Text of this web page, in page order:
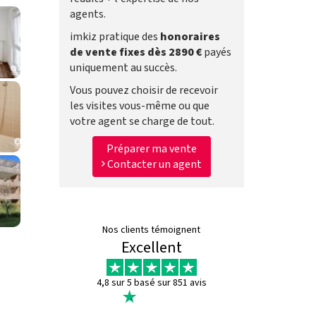
agents.
imkiz pratique des honoraires
de vente fixes dès 2890 €payés
uniquement au succès.
Vous pouvez choisir de recevoir
les visites vous-même ou que
votre agent se charge de tout.
Préparer ma vente
Contacter un agent
Nos clients témoignent
Excellent
4,8 sur 5 basé sur 851 avis